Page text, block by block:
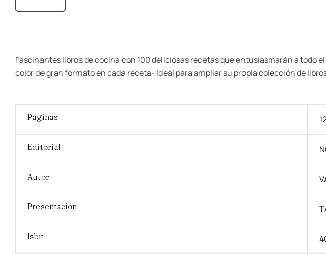
Fascinantes libros de cocina con 100 deliciosas recetas que entusiasmarán a
color de gran formato en cada receta- Ideal para ampliar su propia colección de
Paginas
Editorial
Autor
Presentacion
Isbn